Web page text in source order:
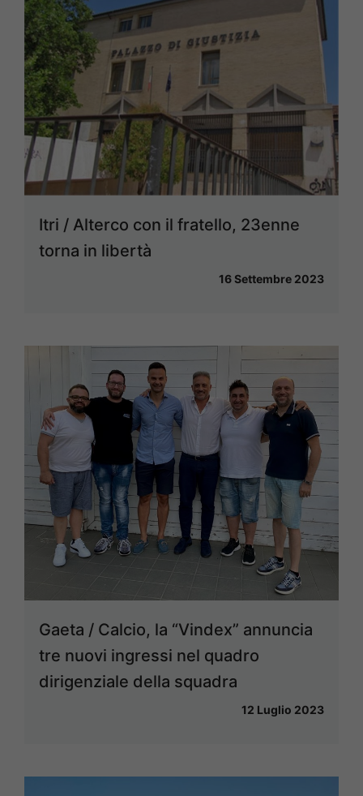
Itri / Alterco con il fratello, 23enne
torna in libertà
16 Settembre 2023
Gaeta / Calcio, la “Vindex” annuncia
tre nuovi ingressi nel quadro
dirigenziale della squadra
12 Luglio 2023